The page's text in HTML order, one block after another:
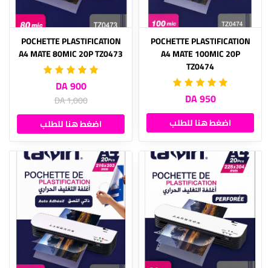
POCHETTE PLASTIFICATION
A4 MATE 100MIC 20P
TZ0474
950 DA
اضغط هنا للطلب
POCHETTE PLASTIFICATION
A4 MATE 80MIC 20P TZ0473
900 DA
1,000 DA
اضغط هنا للطلب